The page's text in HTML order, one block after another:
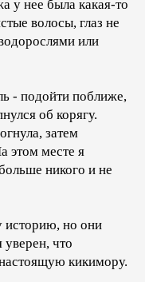
у нее была какая-то
волосы, глаз не
или
- подойти поближе,
об корягу.
затем
этом месте я
никого и не
историю, но они
что
кикимору.